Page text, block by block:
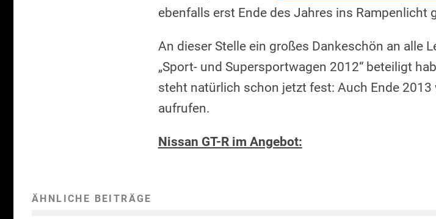
ebenfalls erst Ende des Jahres ins Rampenlicht
An dieser Stelle ein großes Dankeschön an alle
„Sport- und Supersportwagen 2012“ beteiligt
steht natürlich schon jetzt fest: Auch Ende 2013
aufrufen.
Nissan GT-R im Angebot:
ÄHNLICHE BEITRÄGE